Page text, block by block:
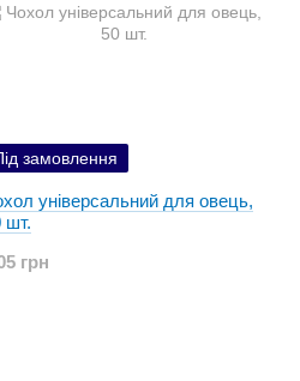
замовлення
універсальний для овець,
шт.
грн